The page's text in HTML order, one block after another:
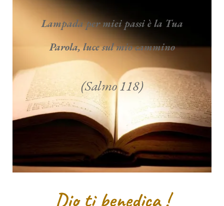
Lampada per miei passi è la Tua
Parola, luce sul mio cammino
(Salmo 118)
Dio ti benedica !